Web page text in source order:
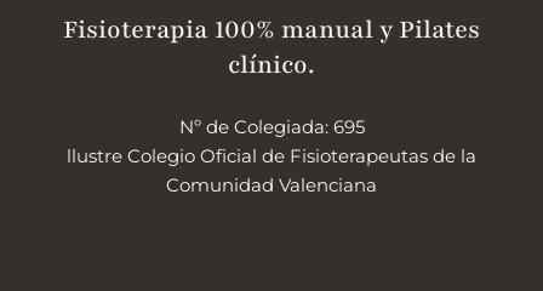
Fisioterapia 100% manual y Pilates
clínico.
Nº de Colegiada: 695
llustre Colegio Oficial de Fisioterapeutas de la
Comunidad Valenciana